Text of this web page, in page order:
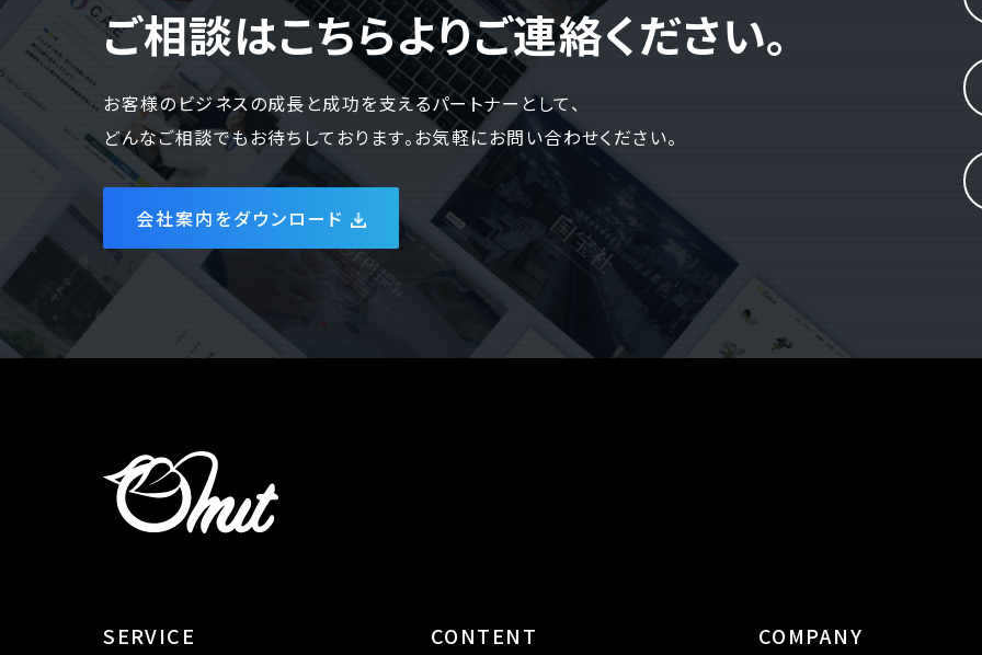
ご相談はこちらよりご連絡ください。
お客様のビジネスの成長と成功を支えるパートナーとして、
どんなご相談でもお待ちしております。お気軽にお問い合わせください。
会社案内をダウンロード
SERVICE CONTENT COMPANY